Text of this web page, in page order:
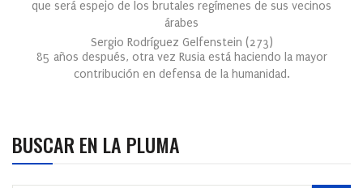
que será espejo de los brutales regímenes de sus vecinos
árabes
Sergio Rodríguez Gelfenstein (273)
85 años después, otra vez Rusia está haciendo la mayor
contribución en defensa de la humanidad.
BUSCAR EN LA PLUMA